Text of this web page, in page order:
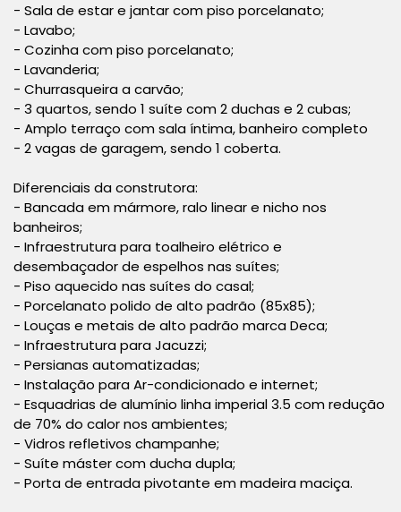
- Sala de estar e jantar com piso porcelanato;
- Lavabo;
- Cozinha com piso porcelanato;
- Lavanderia;
- Churrasqueira a carvão;
- 3 quartos, sendo 1 suíte com 2 duchas e 2 cubas;
- Amplo terraço com sala íntima, banheiro completo
- 2 vagas de garagem, sendo 1 coberta.
Diferenciais da construtora:
- Bancada em mármore, ralo linear e nicho nos
banheiros;
- Infraestrutura para toalheiro elétrico e
desembaçador de espelhos nas suítes;
- Piso aquecido nas suítes do casal;
- Porcelanato polido de alto padrão (85x85);
- Louças e metais de alto padrão marca Deca;
- Infraestrutura para Jacuzzi;
- Persianas automatizadas;
- Instalação para Ar-condicionado e internet;
- Esquadrias de alumínio linha imperial 3.5 com redução
de 70% do calor nos ambientes;
- Vidros refletivos champanhe;
- Suíte máster com ducha dupla;
- Porta de entrada pivotante em madeira maciça.